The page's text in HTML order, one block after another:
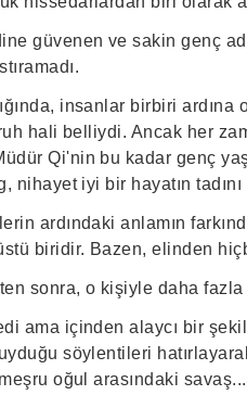
güvenen ve sakin genç
insanlar birbiri
hali belliydi. Ancak her
Qi'nin bu kadar genç
nihayet iyi bir hayatın
ardındaki anlamın
biridir. Bazen, elinden
sonra, o kişiyle daha
ama içinden alaycı bir
söylentileri
oğul arasındaki